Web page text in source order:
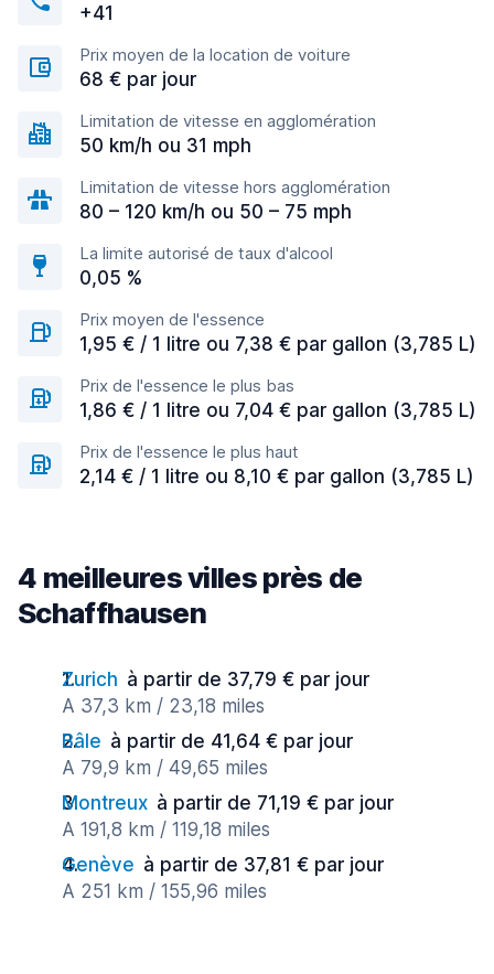
+41
Prix moyen de la location de voiture
68 € par jour
Limitation de vitesse en agglomération
50 km/h ou 31 mph
Limitation de vitesse hors agglomération
80 – 120 km/h ou 50 – 75 mph
La limite autorisé de taux d'alcool
0,05 %
Prix moyen de l'essence
1,95 € / 1 litre ou 7,38 € par gallon (3,785 L)
Prix de l'essence le plus bas
1,86 € / 1 litre ou 7,04 € par gallon (3,785 L)
Prix de l'essence le plus haut
2,14 € / 1 litre ou 8,10 € par gallon (3,785 L)
4 meilleures villes près de
Schaffhausen
Zurich à partir de 37,79 € par jour
A 37,3 km / 23,18 miles
Bâle à partir de 41,64 € par jour
A 79,9 km / 49,65 miles
Montreux à partir de 71,19 € par jour
A 191,8 km / 119,18 miles
Genève à partir de 37,81 € par jour
A 251 km / 155,96 miles